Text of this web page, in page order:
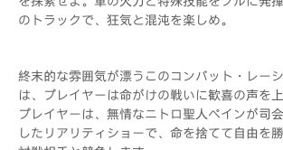
のトラックで、狂気と混沌を楽しめ。
終末的な雰囲気が漂うこのコンバット・レー
は、プレイヤーは命がけの戦いに歓喜の声を
プレイヤーは、無情なニトロ聖人ペインが司
したリアリティショーで、命を捨てて自由を